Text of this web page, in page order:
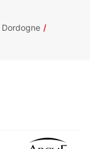
Dordogne